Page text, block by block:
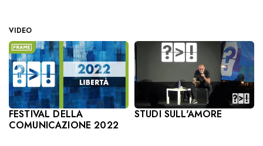
VIDEO
FESTIVAL DELLA
COMUNICAZIONE 2022
STUDI SULL'AMORE